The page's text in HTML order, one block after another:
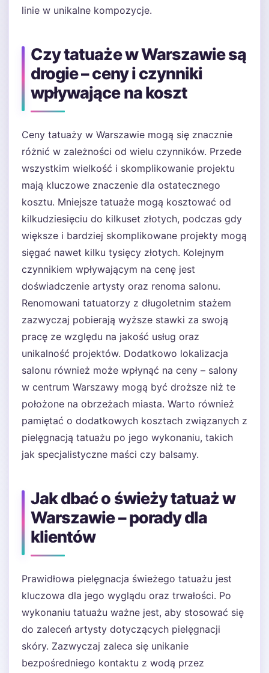
linie w unikalne kompozycje.
Czy tatuaże w Warszawie są
drogie – ceny i czynniki
wpływające na koszt
Ceny tatuaży w Warszawie mogą się znacznie
różnić w zależności od wielu czynników. Przede
wszystkim wielkość i skomplikowanie projektu
mają kluczowe znaczenie dla ostatecznego
kosztu. Mniejsze tatuaże mogą kosztować od
kilkudziesięciu do kilkuset złotych, podczas gdy
większe i bardziej skomplikowane projekty mogą
sięgać nawet kilku tysięcy złotych. Kolejnym
czynnikiem wpływającym na cenę jest
doświadczenie artysty oraz renoma salonu.
Renomowani tatuatorzy z długoletnim stażem
zazwyczaj pobierają wyższe stawki za swoją
pracę ze względu na jakość usług oraz
unikalność projektów. Dodatkowo lokalizacja
salonu również może wpłynąć na ceny – salony
w centrum Warszawy mogą być droższe niż te
położone na obrzeżach miasta. Warto również
pamiętać o dodatkowych kosztach związanych z
pielęgnacją tatuażu po jego wykonaniu, takich
jak specjalistyczne maści czy balsamy.
Jak dbać o świeży tatuaż w
Warszawie – porady dla
klientów
Prawidłowa pielęgnacja świeżego tatuażu jest
kluczowa dla jego wyglądu oraz trwałości. Po
wykonaniu tatuażu ważne jest, aby stosować się
do zaleceń artysty dotyczących pielęgnacji
skóry. Zazwyczaj zaleca się unikanie
bezpośredniego kontaktu z wodą przez